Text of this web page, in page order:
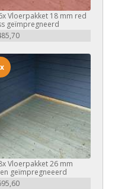
Vloerpakket 18 mm red
geïmpregneerd
Vloerpakket 26 mm
geïmpregneeerd